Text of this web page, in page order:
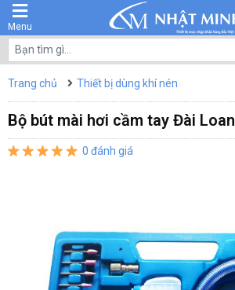
Menu
Trang chủ Thiết bị dùng khí nén
Bộ bút mài hơi cầm tay Đài Loan
0 đánh giá